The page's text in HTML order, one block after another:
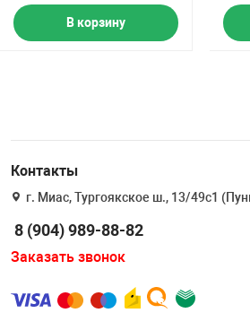
В корзину
Контакты
г. Миас, Тургоякское ш., 13/49с1
8 (904) 989-88-82
Заказать звонок